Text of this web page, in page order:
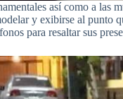
así como a las
y exibirse al
para resaltar sus